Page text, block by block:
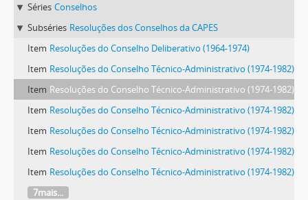
Séries Conselhos
Subséries Resoluções dos Conselhos da CAPES
Item Resoluções do Conselho Deliberativo (1964-1974)
Item Resoluções do Conselho Técnico-Administrativo (1974-1982)
Item Resoluções do Conselho Técnico-Administrativo (1974-1982)
Item Resoluções do Conselho Técnico-Administrativo (1974-1982)
Item Resoluções do Conselho Técnico-Administrativo (1974-1982)
Item Resoluções do Conselho Técnico-Administrativo (1974-1982)
Item Resoluções do Conselho Técnico-Administrativo (1974-1982)
7mais...